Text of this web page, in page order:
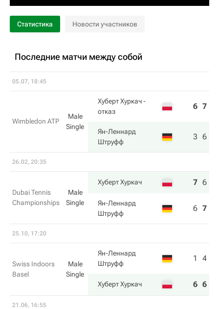
Статистика Новости участников
Последние матчи между собой
05.07, 18:45
Wimbledon ATP
Male
Single
Хуберт Хуркач-
отказ
6 7
Ян-Леннард
Штруфф
3 6
26.02, 20:35
Dubai Tennis
Championships
Male
Single
Хуберт Хуркач 7 6
Ян-Леннард
Штруфф
6 7
25.10, 17:20
Swiss Indoors
Basel
Male
Single
Ян-Леннард
Штруфф
1 4
Хуберт Хуркач 6 6
21.06, 16:55